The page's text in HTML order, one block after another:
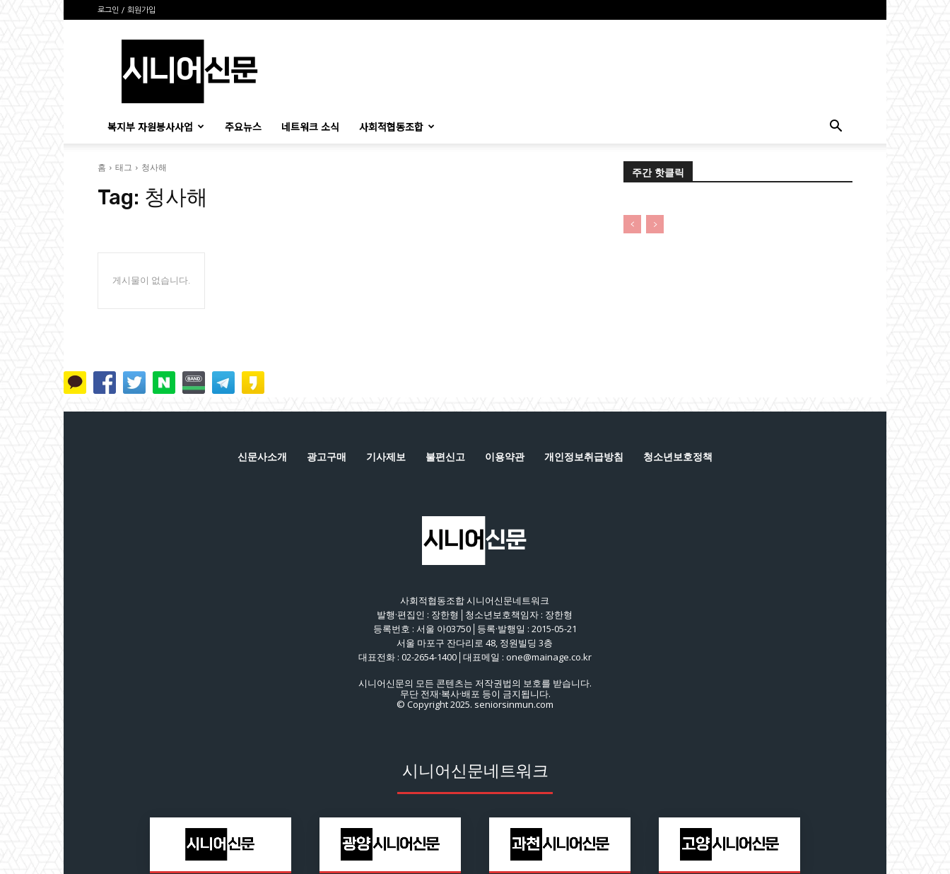
로그인 / 회원가입
니
어
복지부 자원봉사사업 주요뉴스 네트워크 소식 사회적협동조합
홈 태그 청사해
Tag: 청사해
게시물이 없습니다.
주간 핫클릭
신문사소개 광고구매 기사제보 불편신고 이용약관 개인정보취급방침 청소년보호정책
사회적협동조합 시니어신문네트워크
발행·편집인 : 장한형│청소년보호책임자 : 장한형
등록번호 : 서울 아03750│등록·발행일 : 2015-05-21
서울 마포구 잔다리로 48, 정원빌딩 3층
대표전화 : 02-2654-1400│대표메일 : one@mainage.co.kr
시니어신문의 모든 콘텐츠는 저작권법의 보호를 받습니다.
무단 전재·복사·배포 등이 금지됩니다.
© Copyright 2025. seniorsinmun.com
시니어신문네트워크